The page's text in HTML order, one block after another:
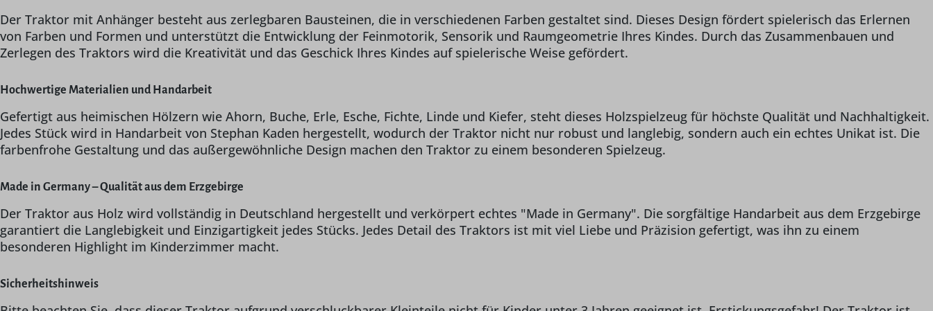
Der Traktor mit Anhänger besteht aus zerlegbaren Bausteinen, die in verschiedenen Farben gestaltet sind. Dieses Design fördert spielerisch das Erlernen
von Farben und Formen und unterstützt die Entwicklung der Feinmotorik, Sensorik und Raumgeometrie Ihres Kindes. Durch das Zusammenbauen und
Zerlegen des Traktors wird die Kreativität und das Geschick Ihres Kindes auf spielerische Weise gefördert.
Hochwertige Materialien und Handarbeit
Gefertigt aus heimischen Hölzern wie Ahorn, Buche, Erle, Esche, Fichte, Linde und Kiefer, steht dieses Holzspielzeug für höchste Qualität und Nachhaltigkeit.
Jedes Stück wird in Handarbeit von Stephan Kaden hergestellt, wodurch der Traktor nicht nur robust und langlebig, sondern auch ein echtes Unikat ist. Die
farbenfrohe Gestaltung und das außergewöhnliche Design machen den Traktor zu einem besonderen Spielzeug.
Made in Germany – Qualität aus dem Erzgebirge
Der Traktor aus Holz wird vollständig in Deutschland hergestellt und verkörpert echtes "Made in Germany". Die sorgfältige Handarbeit aus dem Erzgebirge
garantiert die Langlebigkeit und Einzigartigkeit jedes Stücks. Jedes Detail des Traktors ist mit viel Liebe und Präzision gefertigt, was ihn zu einem
besonderen Highlight im Kinderzimmer macht.
Sicherheitshinweis